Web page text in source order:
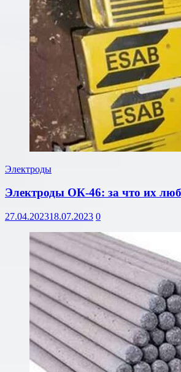
Электроды
Электроды ОК-46: за что их
27.04.202318.07.2023 0